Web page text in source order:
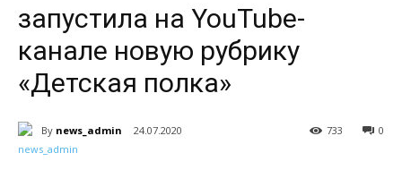
запустила на YouTube-
канале новую рубрику
«Детская полка»
By news_admin 24.07.2020 0
733